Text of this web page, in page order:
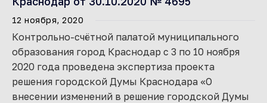
12 ноября, 2020
Контрольно-счётной палатой муниципального
образования город Краснодар с 3 по 10 ноября
2020 года проведена экспертиза проекта
решения городской Думы Краснодара «О
внесении изменений в решение городской Думы